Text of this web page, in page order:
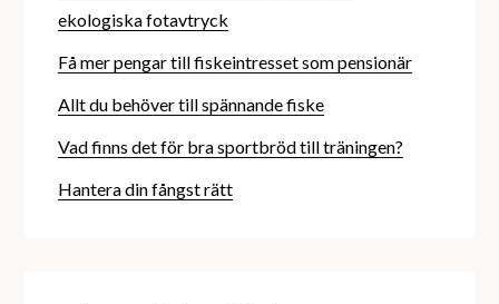
ekologiska fotavtryck
Få mer pengar till fiskeintresset som pensionär
Allt du behöver till spännande fiske
Vad finns det för bra sportbröd till träningen?
Hantera din fångst rätt